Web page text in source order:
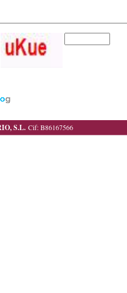
S.L.Cif: B86167566